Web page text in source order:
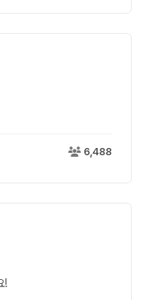
6,488
!